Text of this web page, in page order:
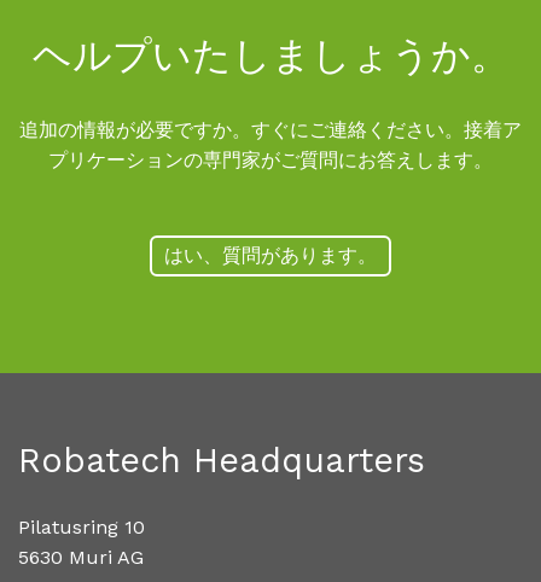
ヘルプいたしましょうか。
追加の情報が必要ですか。すぐにご連絡ください。接着ア
プリケーションの専門家がご質問にお答えします。
はい、質問があります。
Robatech Headquarters
Pilatusring 10
5630 Muri AG